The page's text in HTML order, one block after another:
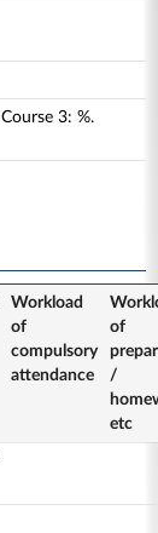
Course 3: %.
Workload
of
compulsory
attendance
of
/
etc